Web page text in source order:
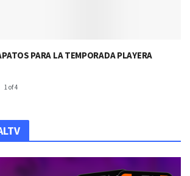
PARA LA TEMPORADA PLAYERA
1of4